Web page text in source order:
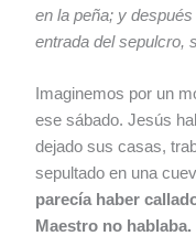
en la peña; y
entrada del sepulcro,
Imaginemos por un
ese sábado. Jesús
dejado sus casas,
sepultado en una
parecía haber
Maestro no hablaba.